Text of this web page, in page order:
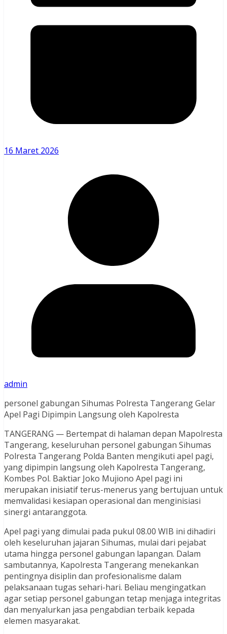
16 Maret 2026
admin
personel gabungan Sihumas Polresta Tangerang Gelar
Apel Pagi Dipimpin Langsung oleh Kapolresta
TANGERANG — Bertempat di halaman depan Mapolresta
Tangerang, keseluruhan personel gabungan Sihumas
Polresta Tangerang Polda Banten mengikuti apel pagi,
yang dipimpin langsung oleh Kapolresta Tangerang,
Kombes Pol. Baktiar Joko Mujiono Apel pagi ini
merupakan inisiatif terus-menerus yang bertujuan untuk
memvalidasi kesiapan operasional dan menginisiasi
sinergi antaranggota.
Apel pagi yang dimulai pada pukul 08.00 WIB ini dihadiri
oleh keseluruhan jajaran Sihumas, mulai dari pejabat
utama hingga personel gabungan lapangan. Dalam
sambutannya, Kapolresta Tangerang menekankan
pentingnya disiplin dan profesionalisme dalam
pelaksanaan tugas sehari-hari. Beliau mengingatkan
agar setiap personel gabungan tetap menjaga integritas
dan menyalurkan jasa pengabdian terbaik kepada
elemen masyarakat.